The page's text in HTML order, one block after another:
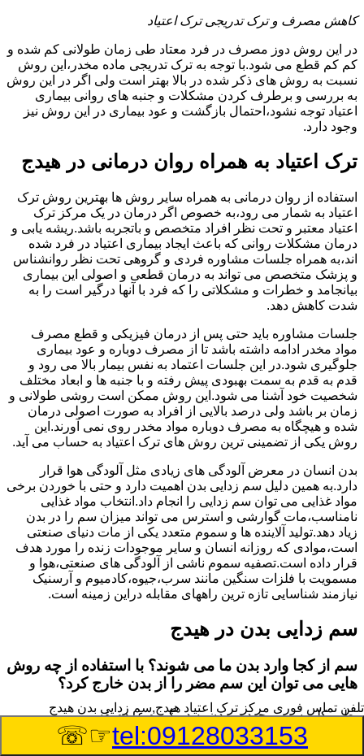
کاهش مصرف و ترک تدریجی ترک اعتیاد
در این روش دوز مصرف در فرد معتاد طی زمان طولانی کم شده و
کم کم قطع می شود.با توجه به ترک تدریجی ماده مخدر،این روش
نسبت به روش های ذکر شده در بالا بهتر است ولی اگر در این روش
به بررسی و برطرف کردن مشکلات و جنبه های روانی بیماری
اعتیاد توجه نشود،احتمال بازگشت و عود بیماری در این روش نیز
وجود دارد.
ترک اعتیاد به همراه روان درمانی در هیدج
استفاده از روان درمانی به همراه سایر روش ها بهترین روش ترک
اعتیاد به شمار می رود،به خصوص اگر درمان در یک مرکز ترک
اعتیاد معتبر و تحت نظر افراد متخصص و باتجربه باشد.ریشه یابی و
درمان مشکلات روانی که باعث ایجاد بیماری اعتیاد در فرد شده
اند،به همراه جلسات مشاوره فردی و گروهی تحت نظر روانشناس
و پزشک متخصص می تواند به درمان قطعی و اصولی این بیماری
بیانجامد و خطرات و مشکلاتی را که فرد با آنها درگیر است را به
شدت کاهش دهد.
جلسات مشاوره باید حتی پس از درمان فیزیکی و قطع مصرف
مواد مخدر ادامه داشته باشد تا از مصرف دوباره و عود بیماری
جلوگیری شود.در این جلسات اعتماد به نفس بیمار بالا می رود و
قدم به قدم به سمت بهبودی پیش رفته و با جنبه ها و ابعاد مختلف
شخصیت خود آشنا می شود.این روش ممکن است روشی طولانی و
زمان بر باشد ولی درصد بالایی از افراد به صورت اصولی درمان
شده و هیچگاه به مصرف دوباره مواد مخدر روی نمی آورند.این
روش یکی از تضمینی ترین روش های ترک اعتیاد به حساب می آید.
بدن انسان در معرض آلودگی های زیادی مثل آلودگی هوا قرار
دارد.به همین دلیل سم زدایی بدن اهمیت دارد و حتی با خوردن برخی
مواد غذایی می توان سم زدایی را انجام داد.انتخاب مواد غذایی
نامناسب،مات گوارشی و استرس می تواند میزان سم را در بدن
زیاد دهد.تولید آلاینده ها و سموم متعدد یکی از مات دنیای صنعتی
است،موادی که روزانه انسان و سایر موجودات زنده را مورد هدف
قرار داده است.تصفیه سموم ناشی از آلودگی های صنعتی،هوا و
مسمویت با فلزات سنگین مانند سرب،جیوه،کادمیوم و آرسنیک
نیازمند شناسایی تازه ترین راههای مقابله دراین زمینه است.
سم زدایی بدن در هیدج
سم از کجا وارد بدن ما می شوند؟ با استفاده از چه روش
هایی می توان این سم مضر را از بدن خارج کرد؟
بطور کلی سم موجود در بدن به دو گروه عمده تقسیم می
شوند.بخش بزرگی از این سموم مثل مواد به جا مانده از سموم
گیاهی و آفت کش ها،فلزات سنگین ناشی از آلودگی هوا،انواع
تلفن تماس فوری مرکز ترک اعتیاد هیدج,سم زدایی بدن هیدج
tel:09128033153
☞☏